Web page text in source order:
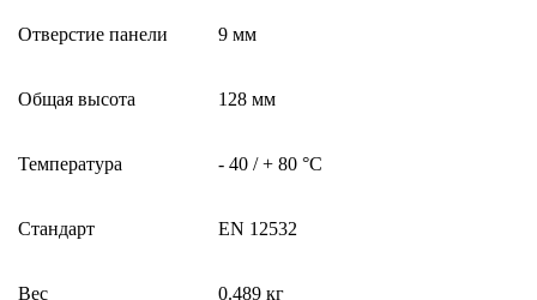
Отверстие панели 9 мм
Общая высота 128 мм
Температура - 40 / + 80 °C
Стандарт EN 12532
Вес 0.489 кг